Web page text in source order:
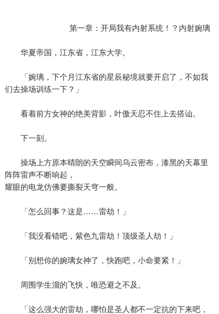
第一章：开局我有内射系统！？内射婉璃
华夏帝国，江东省，江东大学。
「婉璃，下个月江东省的星辰秘境就要开启了，不如我
们去操场训练一下？」
看着前方女神的绝美背影，叶傲天忍不住上去搭讪。
下一刻。
操场上方原本晴朗的天空瞬间乌云密布，漆黑的天幕里
阵阵雷声不断响起，
耀眼的电龙仿佛要撕裂天穹一般。
「怎么回事？这是……雷劫！」
「我没看错吧，紫色九雷劫！顶级圣人劫！」
「别想你的婉璃女神了，快跑吧，小命要紧！」
周围学生溜的飞快，唯恐避之不及。
「这么强大的雷劫，哪怕是圣人都不一定抗的下来吧，